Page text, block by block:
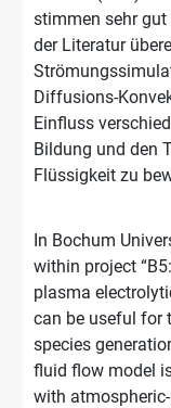
stimmen sehr
der Literatur
Diffusions-
Einfluss
Bildung und den
Flüssigkeit zu
In Bochum
within project
plasma
can be useful for
species
fluid flow model
with